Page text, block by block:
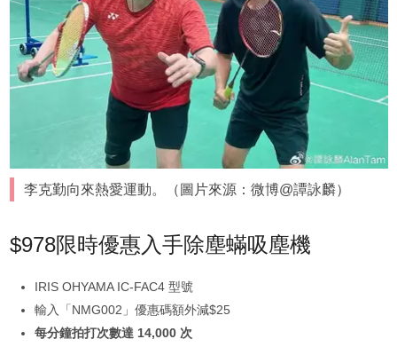
李克勤向來熱愛運動。（圖片來源：微博@譚詠麟）
$978限時優惠入手除塵蟎吸塵機
IRIS OHYAMA IC-FAC4 型號
輸入「NMG002」優惠碼額外減$25
每分鐘拍打次數達 14,000 次